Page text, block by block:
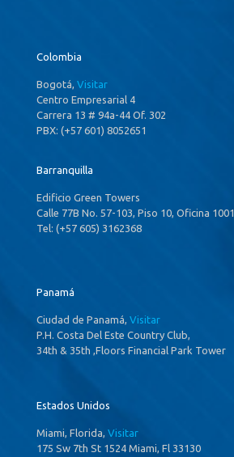
Colombia
Bogotá, Visitar
Centro Empresarial 4
Carrera 13 # 94a-44 Of. 302
PBX: (+57 601) 8052651
Barranquilla
Edificio Green Towers
Calle 77B No. 57-103, Piso 10, Oficina 1001
Tel: (+57 605) 3162368
Panamá
Ciudad de Panamá, Visitar
P.H. Costa Del Este Country Club,
34th & 35th ,Floors Financial Park Tower
Estados Unidos
Miami, Florida, Visitar
175 Sw 7th St 1524 Miami, Fl 33130